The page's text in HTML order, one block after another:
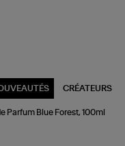
CRÉATEURS
Parfum Blue Forest, 100ml